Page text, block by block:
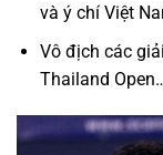
và ý chí Việt
Vô địch các
Thailand